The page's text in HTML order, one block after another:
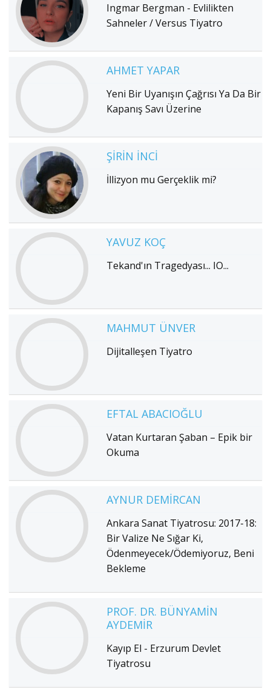
Ingmar Bergman - Evlilikten
Sahneler / Versus Tiyatro
AHMET YAPAR
Yeni Bir Uyanışın Çağrısı Ya Da Bir
Kapanış Savı Üzerine
ŞIRIN İNCI
İllizyon mu Gerçeklik mi?
YAVUZ KOÇ
Tekand'ın Tragedyası... IO...
MAHMUT ÜNVER
Dijitalleşen Tiyatro
EFTAL ABACIOĞLU
Vatan Kurtaran Şaban – Epik bir
Okuma
AYNUR DEMIRCAN
Ankara Sanat Tiyatrosu: 2017-18:
Bir Valize Ne Sığar Ki,
Ödenmeyecek/Ödemiyoruz, Beni
Bekleme
PROF. DR. BÜNYAMIN
AYDEMIR
Kayıp El - Erzurum Devlet
Tiyatrosu